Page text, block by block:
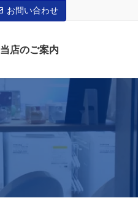
お問い合わせ
当店のご案内